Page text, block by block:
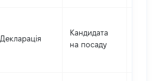
Декларація
Кандидата
на посаду